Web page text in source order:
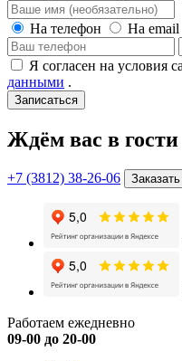
На телефон На email
Я согласен на условия
данными .
Записаться
Ждём вас в гости
+7 (3812) 38-26-06
Работаем ежедневно
09-00 до 20-00